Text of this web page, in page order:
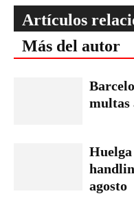
Artículos
Más del autor
multas
agosto